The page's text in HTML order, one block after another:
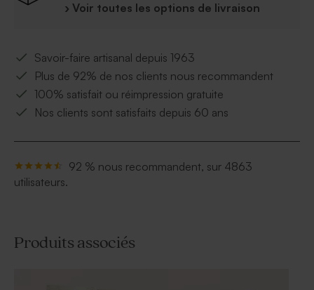
› Voir toutes les options de livraison
Savoir-faire artisanal depuis 1963
Plus de 92% de nos clients nous recommandent
100% satisfait ou réimpression gratuite
Nos clients sont satisfaits depuis 60 ans
92 % nous recommandent, sur 4863
utilisateurs.
Produits associés